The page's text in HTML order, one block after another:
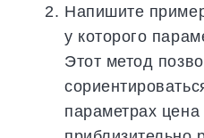
Напишите
у которого
Этот метод
параметрах цена